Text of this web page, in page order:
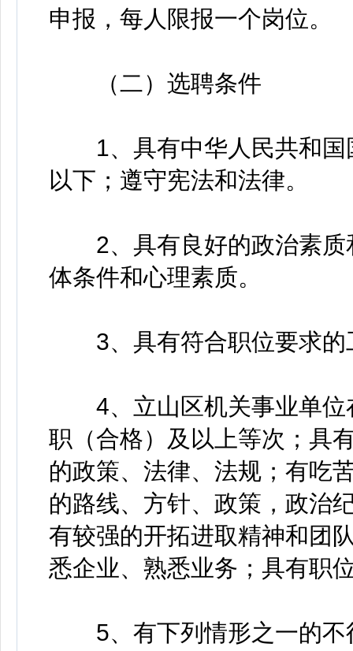
申报，每人限报一个岗位。
（二）选聘条件
1、具有中华人民共和国
以下；遵守宪法和法律。
2、具有良好的政治素质
体条件和心理素质。
3、具有符合职位要求的
4、立山区机关事业单位
职（合格）及以上等次；具
的政策、法律、法规；有吃
的路线、方针、政策，政治
有较强的开拓进取精神和团
悉企业、熟悉业务；具有职
5、有下列情形之一的不